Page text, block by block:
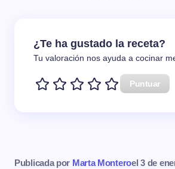
¿Te ha gustado la receta?
Tu valoración nos ayuda a cocinar
Puntuar
Publicada por Marta Monteroel 3 de